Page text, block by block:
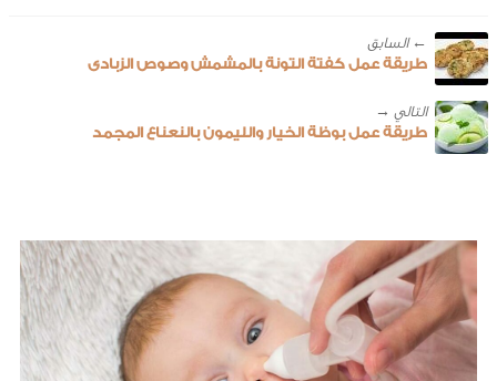
← ‎السابق
طريقة عمل كفتة التونة بالمشمش وصوص الزبادى
طريقة عمل بوظة الخيار والليمون بالنعناع المجمد